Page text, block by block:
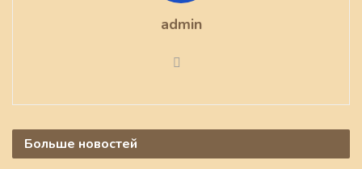
admin
Больше новостей